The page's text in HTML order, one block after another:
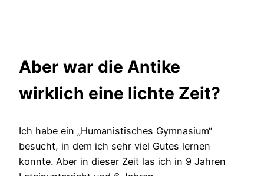
Aber war die Antike
wirklich eine lichte Zeit?
Ich habe ein „Humanistisches Gymnasium“
besucht, in dem ich sehr viel Gutes lernen
konnte. Aber in dieser Zeit las ich in 9 Jahren